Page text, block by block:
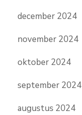
december 2024
november 2024
oktober 2024
september 2024
augustus 2024